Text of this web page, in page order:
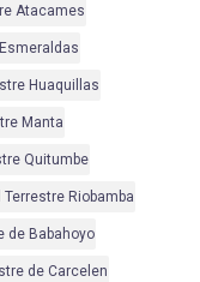
Atacames
Huaquillas
Manta
Quitumbe
Terrestre Riobamba
de Babahoyo
de Carcelen